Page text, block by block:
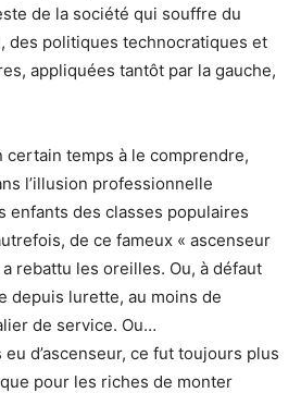
de la société qui souffre du
des politiques technocratiques et
appliquées tantôt par la gauche,
certain temps à le comprendre,
l’illusion professionnelle
enfants des classes populaires
de ce fameux « ascenseur
rebattu les oreilles. Ou, à défaut
depuis lurette, au moins de
de service. Ou…
eu d’ascenseur, ce fut toujours plus
pour les riches de monter